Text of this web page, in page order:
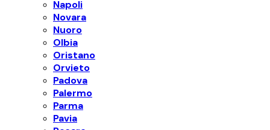
Napoli
Novara
Nuoro
Olbia
Oristano
Orvieto
Padova
Palermo
Parma
Pavia